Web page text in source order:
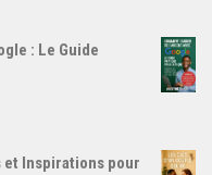
: Le Guide
et Inspirations pour